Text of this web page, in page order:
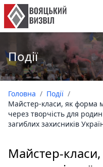
Події
Головна / Події /
Майстер-класи, як форма
через творчість для
загиблих захисників
Майстер-